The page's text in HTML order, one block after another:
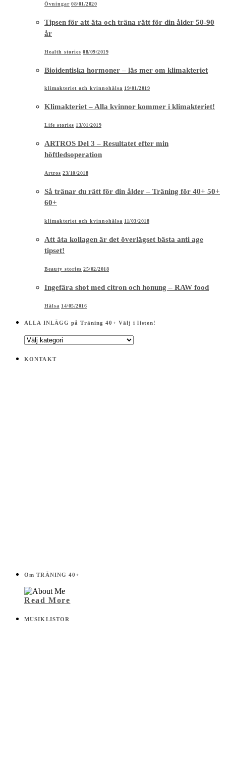
Övningar 08/01/2020
Tipsen för att äta och träna rätt för din ålder 50-90
år
Health stories 08/09/2019
Bioidentiska hormoner – läs mer om klimakteriet
klimakteriet och kvinnohälsa 19/01/2019
Klimakteriet – Alla kvinnor kommer i klimakteriet!
Life stories 13/01/2019
ARTROS Del 3 – Resultatet efter min
höftledsoperation
Artros 23/10/2018
Så tränar du rätt för din ålder – Träning för 40+ 50+
60+
klimakteriet och kvinnohälsa 11/03/2018
Att äta kollagen är det överlägset bästa anti age
tipset!
Beauty stories 25/02/2018
Ingefära shot med citron och honung – RAW food
Hälsa 14/05/2016
ALLA INLÄGG på Träning 40+ Välj i listen!
ALLA
på
KONTAKT
Om TRÄNING 40+
Read More
MUSIKLISTOR